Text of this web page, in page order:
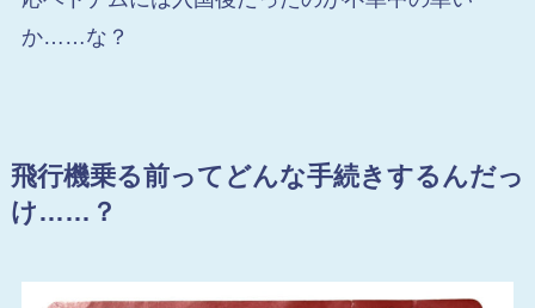
か……な？
飛行機乗る前ってどんな手続きするんだっ
け……？